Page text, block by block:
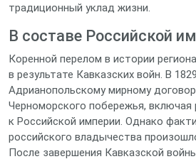
традиционный уклад жизни.
В составе Российской
Коренной перелом в истории
в результате Кавказских войн. В
Адрианопольскому мирному
Черноморского побережья,
к Российской империи. Однако
российского владычества
После завершения Кавказской